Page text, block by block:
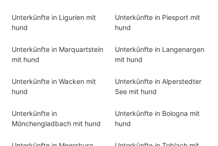
Unterkünfte in Ligurien mit
hund
Unterkünfte in Piesport mit
hund
Unterkünfte in Marquartstein
mit hund
Unterkünfte in Langenargen
mit hund
Unterkünfte in Wacken mit
hund
Unterkünfte in Alperstedter
See mit hund
Unterkünfte in
Mönchengladbach mit hund
Unterkünfte in Bologna mit
hund